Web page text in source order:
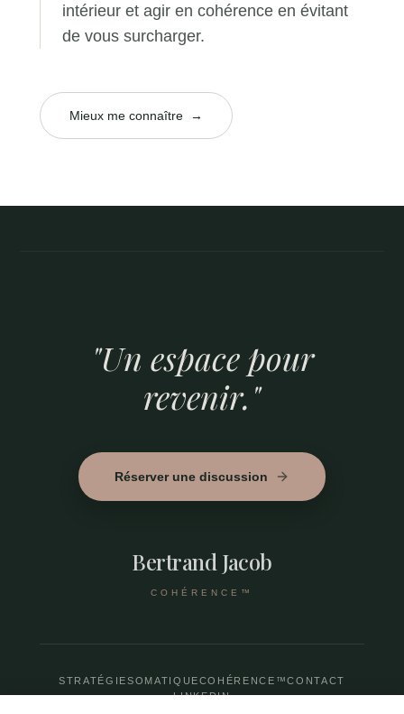
intérieur et agir en cohérence en évitant
de vous surcharger.
Mieux me connaître →
"Un espace pour
revenir."
Réserver une discussion
Bertrand Jacob
COHÉRENCE™
STRATÉGIESOMATIQUECOHÉRENCE™CONTACT
LINKEDIN